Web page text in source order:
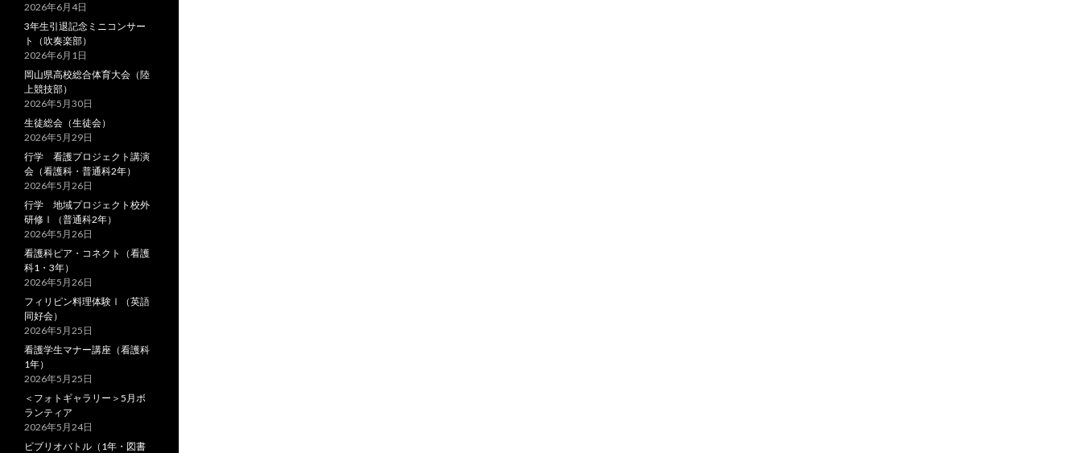
2026年6月4日
3年生引退記念ミニコンサー
ト（吹奏楽部）
2026年6月1日
岡山県高校総合体育大会（陸
上競技部）
2026年5月30日
生徒総会（生徒会）
2026年5月29日
行学 看護プロジェクト講演
会（看護科・普通科2年）
2026年5月26日
行学 地域プロジェクト校外
研修Ⅰ（普通科2年）
2026年5月26日
看護科ピア・コネクト（看護
科1・3年）
2026年5月26日
フィリピン料理体験Ⅰ（英語
同好会）
2026年5月25日
看護学生マナー講座（看護科
1年）
2026年5月25日
＜フォトギャラリー＞5月ボ
ランティア
2026年5月24日
ビブリオバトル（1年・図書